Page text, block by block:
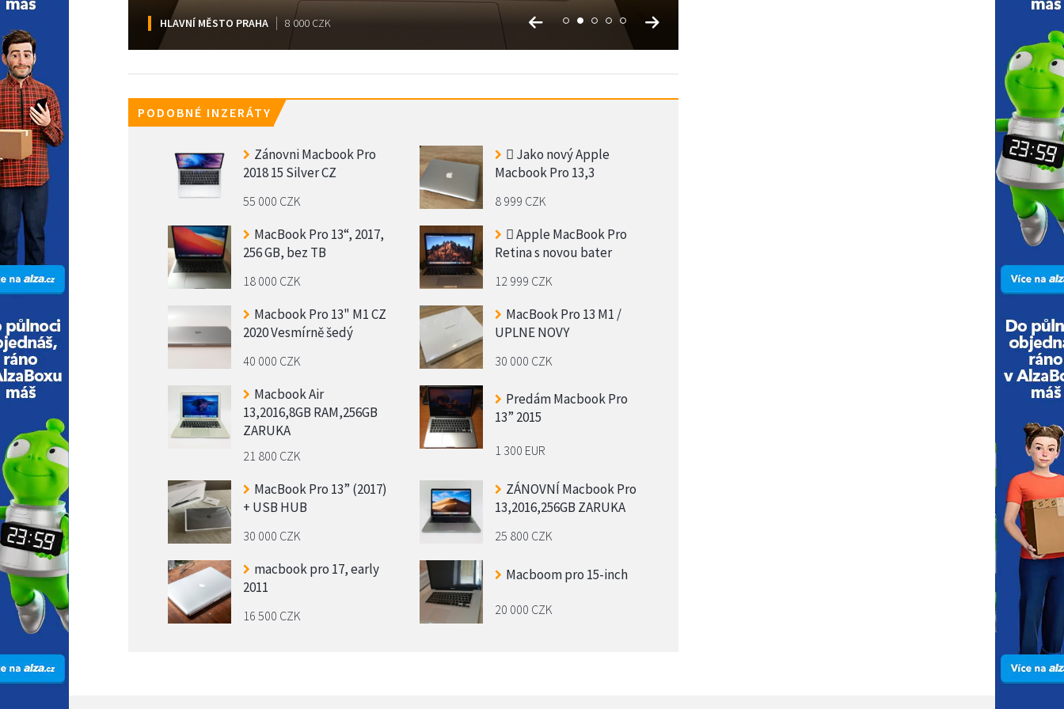
HLAVNÍ MĚSTO PRAHA 17 000 CZK
HLAVNÍ MĚSTO PRAHA 8 000 CZK
HLAVNÍ MĚSTO PRAHA 13 000 CZK
HLAVNÍ MĚSTO PRAHA 12 000 CZK
HLAVNÍ MĚSTO PRAHA 7 500 CZK
PODOBNÉ INZERÁTY
Zánovni Macbook Pro
2018 15 Silver CZ
55 000 CZK
 Jako nový Apple
Macbook Pro 13,3
8 999 CZK
MacBook Pro 13“, 2017,
256 GB, bez TB
18 000 CZK
 Apple MacBook Pro
Retina s novou bater
12 999 CZK
Macbook Pro 13" M1 CZ
2020 Vesmírně šedý
40 000 CZK
MacBook Pro 13 M1 /
UPLNE NOVY
30 000 CZK
Macbook Air
13,2016,8GB RAM,256GB
ZARUKA
21 800 CZK
Predám Macbook Pro
13” 2015
1 300 EUR
MacBook Pro 13” (2017)
+ USB HUB
30 000 CZK
ZÁNOVNÍ Macbook Pro
13,2016,256GB ZARUKA
25 800 CZK
macbook pro 17, early
2011
16 500 CZK
Macboom pro 15-inch
20 000 CZK